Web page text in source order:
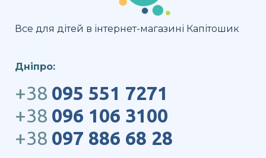
Все для дітей в інтернет-магазині Капітошик
Дніпро:
+38 095 551 7271
+38 096 106 3100
+38 097 886 68 28